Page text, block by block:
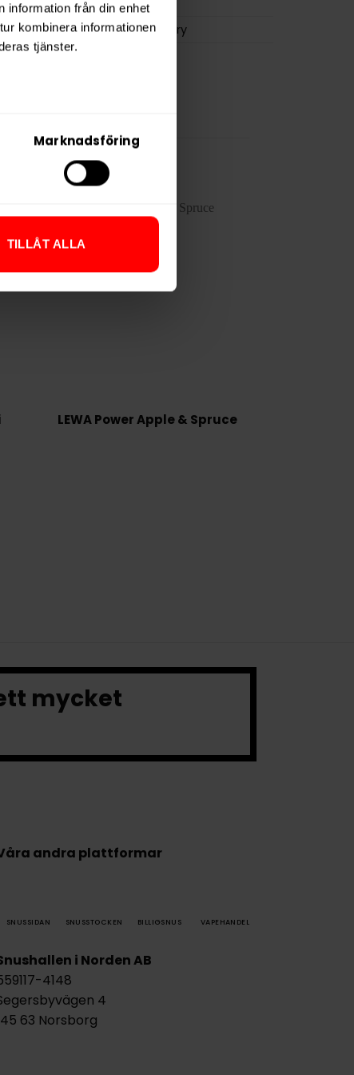
information från din enhet
kombinera informationen
tjänster.
Marknadsföring
TILLÅT ALLA
Habit Factory
LEWA Power Apple & Spruce
mycket
andra plattformar
SNUSSIDAN SNUSSTOCKEN BILLIGSNUS VAPEHANDEL
i Norden AB
4148
4
63 Norsborg